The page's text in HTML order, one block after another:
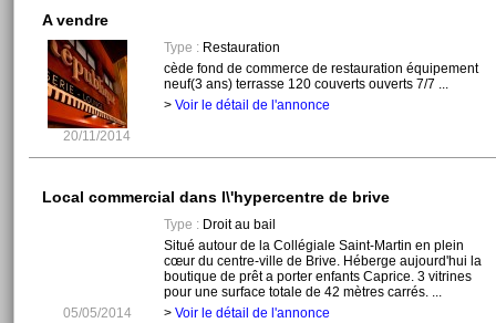
A vendre
20/11/2014
Type :Restauration
cède fond de commerce de restauration équipement
neuf(3 ans) terrasse 120 couverts ouverts 7/7 ...
> Voir le détail de l'annonce
Local commercial dans l\'hypercentre de brive
05/05/2014
Type :Droit au bail
Situé autour de la Collégiale Saint-Martin en plein
cœur du centre-ville de Brive. Héberge aujourd'hui la
boutique de prêt a porter enfants Caprice. 3 vitrines
pour une surface totale de 42 mètres carrés. ...
> Voir le détail de l'annonce